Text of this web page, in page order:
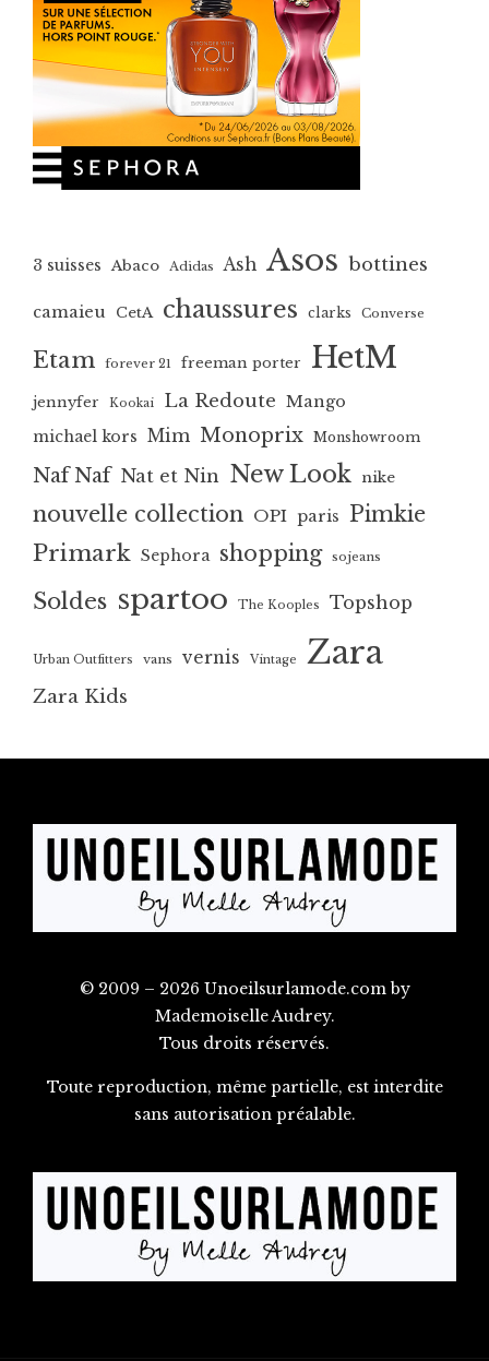
3 suisses Abaco Adidas Ash Asos bottines
camaieu CetA chaussures clarks Converse
Etam forever 21 freeman porter HetM
jennyfer Kookai La Redoute Mango
michael kors Mim Monoprix Monshowroom
Naf Naf Nat et Nin New Look nike
nouvelle collection OPI paris Pimkie
Primark Sephora shopping sojeans
Soldes spartoo The Kooples Topshop
Urban Outfitters vans vernis Vintage Zara
Zara Kids
© 2009 – 2026 Unoeilsurlamode.com by
Mademoiselle Audrey.
Tous droits réservés.
Toute reproduction, même partielle, est interdite
sans autorisation préalable.